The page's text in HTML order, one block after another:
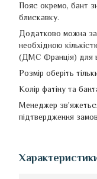
Пояс окремо, бант
блискавку.
Додатково можна
необхідною
(ДМС Франція) для
Розмір оберіть
Колір фатіну та
Менеджер
підтвердження